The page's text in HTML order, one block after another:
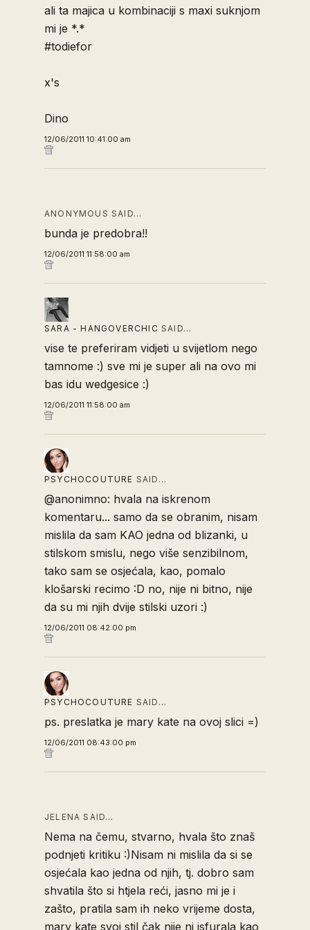
ali ta majica u kombinaciji s maxi suknjom
mi je *.*
#todiefor
x's
Dino
12/06/2011 10:41:00 am
ANONYMOUS SAID…
bunda je predobra!!
12/06/2011 11:58:00 am
SARA - HANGOVERCHIC SAID…
vise te preferiram vidjeti u svijetlom nego
tamnome :) sve mi je super ali na ovo mi
bas idu wedgesice :)
12/06/2011 11:58:00 am
PSYCHOCOUTURE SAID…
@anonimno: hvala na iskrenom
komentaru... samo da se obranim, nisam
mislila da sam KAO jedna od blizanki, u
stilskom smislu, nego više senzibilnom,
tako sam se osjećala, kao, pomalo
klošarski recimo :D no, nije ni bitno, nije
da su mi njih dvije stilski uzori :)
12/06/2011 08:42:00 pm
PSYCHOCOUTURE SAID…
ps. preslatka je mary kate na ovoj slici =)
12/06/2011 08:43:00 pm
JELENA SAID…
Nema na čemu, stvarno, hvala što znaš
podnjeti kritiku :)Nisam ni mislila da si se
osjećala kao jedna od njih, tj. dobro sam
shvatila što si htjela reći, jasno mi je i
zašto, pratila sam ih neko vrijeme dosta,
mary kate svoj stil čak nije ni isfurala kao